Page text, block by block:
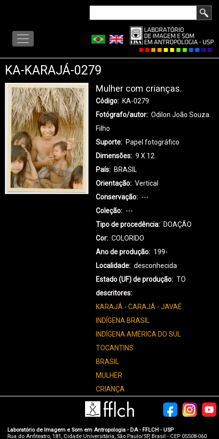
conteúdo
LISA
MENU
KA-KARAJÁ-0279
Mulher com crianças.
Código
KA-0279
Fotógrafo/autor
Odilon João Souza
Filho
Suporte
Papel fotográfico
Dimensões
9 X 12
País
BRASIL
Orientação
Vertical
Conservação
---
Coleção
---
Tipo de procedência
DOAÇÃO
Cor
COLORIDO
Ano de produção
199-
Localidade
desconhecida
Estado (UF) de produção
TO
descritores
KARAJÁ - CARAJÁ - JAVAÉ
INDÍGENA BRASIL
INDÍGENA AMÉRICA DO SUL
TOCANTINS
BRASIL
MULHER
CRIANÇA
Laboratório de Imagem e Som em Antropologia - DA - FFLCH - USP
Rua do Anfiteatro, 181, Cidade Universitária, São Paulo/SP, Brasil - CEP 05508-060